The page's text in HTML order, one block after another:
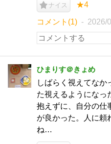
ナイス ★4
コメント(1) 2026/
ひまりす＠きょめ
しばらく視えてなか
た視えるようになっ
抱えずに、自分の仕
が良かった。人に頼
ね…